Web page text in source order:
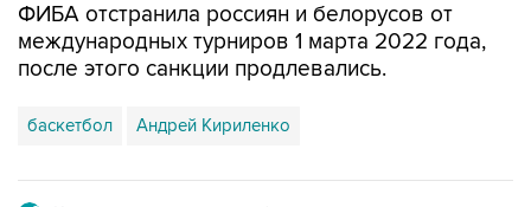
ФИБА отстранила россиян и белорусов от
международных турниров 1 марта 2022 года,
после этого санкции продлевались.
баскетбол Андрей Кириленко